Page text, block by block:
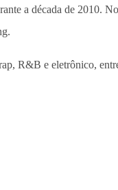
a década de 2010.
R&B e eletrônico,